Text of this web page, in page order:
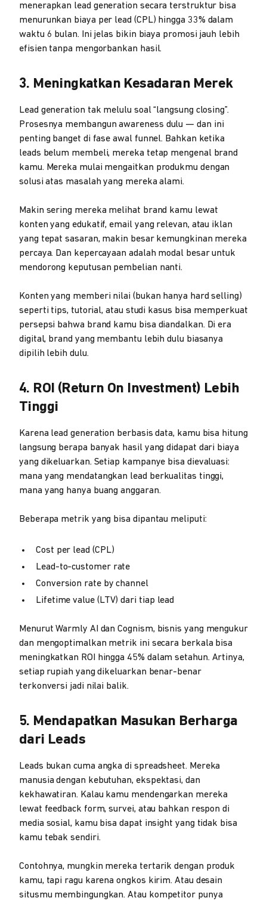
menerapkan lead generation secara terstruktur bisa
menurunkan biaya per lead (CPL) hingga 33% dalam
waktu 6 bulan. Ini jelas bikin biaya promosi jauh lebih
efisien tanpa mengorbankan hasil.
3. Meningkatkan Kesadaran Merek
Lead generation tak melulu soal “langsung closing”.
Prosesnya membangun awareness dulu — dan ini
penting banget di fase awal funnel. Bahkan ketika
leads belum membeli, mereka tetap mengenal brand
kamu. Mereka mulai mengaitkan produkmu dengan
solusi atas masalah yang mereka alami.
Makin sering mereka melihat brand kamu lewat
konten yang edukatif, email yang relevan, atau iklan
yang tepat sasaran, makin besar kemungkinan mereka
percaya. Dan kepercayaan adalah modal besar untuk
mendorong keputusan pembelian nanti.
Konten yang memberi nilai (bukan hanya hard selling)
seperti tips, tutorial, atau studi kasus bisa memperkuat
persepsi bahwa brand kamu bisa diandalkan. Di era
digital, brand yang membantu lebih dulu biasanya
dipilih lebih dulu.
4. ROI (Return On Investment) Lebih
Tinggi
Karena lead generation berbasis data, kamu bisa hitung
langsung berapa banyak hasil yang didapat dari biaya
yang dikeluarkan. Setiap kampanye bisa dievaluasi:
mana yang mendatangkan lead berkualitas tinggi,
mana yang hanya buang anggaran.
Beberapa metrik yang bisa dipantau meliputi:
Cost per lead (CPL)
Lead-to-customer rate
Conversion rate by channel
Lifetime value (LTV) dari tiap lead
Menurut Warmly AI dan Cognism, bisnis yang mengukur
dan mengoptimalkan metrik ini secara berkala bisa
meningkatkan ROI hingga 45% dalam setahun. Artinya,
setiap rupiah yang dikeluarkan benar-benar
terkonversi jadi nilai balik.
5. Mendapatkan Masukan Berharga
dari Leads
Leads bukan cuma angka di spreadsheet. Mereka
manusia dengan kebutuhan, ekspektasi, dan
kekhawatiran. Kalau kamu mendengarkan mereka
lewat feedback form, survei, atau bahkan respon di
media sosial, kamu bisa dapat insight yang tidak bisa
kamu tebak sendiri.
Contohnya, mungkin mereka tertarik dengan produk
kamu, tapi ragu karena ongkos kirim. Atau desain
situsmu membingungkan. Atau kompetitor punya